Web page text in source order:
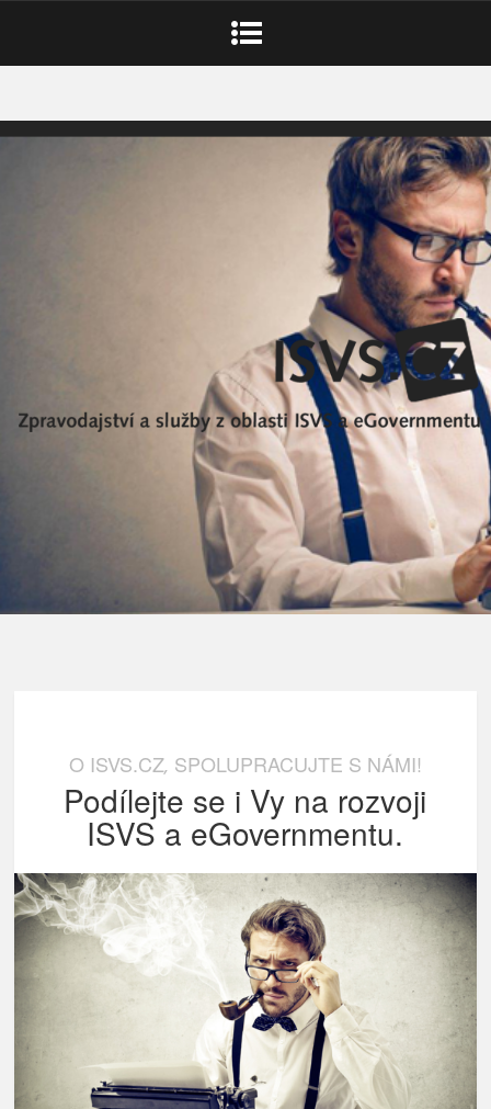
O ISVS.CZ, SPOLUPRACUJTE S NÁMI!
Podílejte se i Vy na rozvoji
ISVS a eGovernmentu.